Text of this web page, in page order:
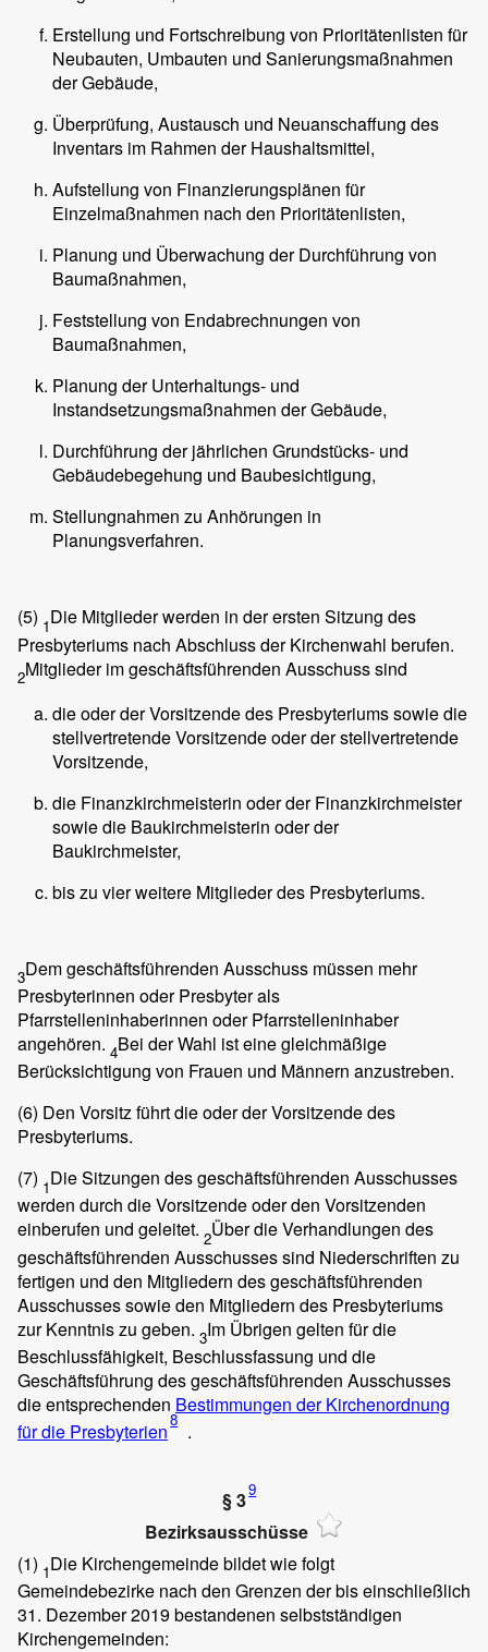
Erstellung und Fortschreibung von Prioritätenlisten für
Neubauten, Umbauten und Sanierungsmaßnahmen
der Gebäude,
Überprüfung, Austausch und Neuanschaffung des
Inventars im Rahmen der Haushaltsmittel,
Aufstellung von Finanzierungsplänen für
Einzelmaßnahmen nach den Prioritätenlisten,
Planung und Überwachung der Durchführung von
Baumaßnahmen,
Feststellung von Endabrechnungen von
Baumaßnahmen,
Planung der Unterhaltungs- und
Instandsetzungsmaßnahmen der Gebäude,
Durchführung der jährlichen Grundstücks- und
Gebäudebegehung und Baubesichtigung,
Stellungnahmen zu Anhörungen in
Planungsverfahren.
(5) 1Die Mitglieder werden in der ersten Sitzung des
Presbyteriums nach Abschluss der Kirchenwahl berufen.
2Mitglieder im geschäftsführenden Ausschuss sind
die oder der Vorsitzende des Presbyteriums sowie die
stellvertretende Vorsitzende oder der stellvertretende
Vorsitzende,
die Finanzkirchmeisterin oder der Finanzkirchmeister
sowie die Baukirchmeisterin oder der
Baukirchmeister,
bis zu vier weitere Mitglieder des Presbyteriums.
3Dem geschäftsführenden Ausschuss müssen mehr
Presbyterinnen oder Presbyter als
Pfarrstelleninhaberinnen oder Pfarrstelleninhaber
angehören. 4Bei der Wahl ist eine gleichmäßige
Berücksichtigung von Frauen und Männern anzustreben.
(6) Den Vorsitz führt die oder der Vorsitzende des
Presbyteriums.
(7) 1Die Sitzungen des geschäftsführenden Ausschusses
werden durch die Vorsitzende oder den Vorsitzenden
einberufen und geleitet. 2Über die Verhandlungen des
geschäftsführenden Ausschusses sind Niederschriften zu
fertigen und den Mitgliedern des geschäftsführenden
Ausschusses sowie den Mitgliedern des Presbyteriums
zur Kenntnis zu geben. 3Im Übrigen gelten für die
Beschlussfähigkeit, Beschlussfassung und die
Geschäftsführung des geschäftsführenden Ausschusses
die entsprechenden Bestimmungen der Kirchenordnung
für die Presbyterien8 .
§ 39
Bezirksausschüsse
(1) 1Die Kirchengemeinde bildet wie folgt
Gemeindebezirke nach den Grenzen der bis einschließlich
31. Dezember 2019 bestandenen selbstständigen
Kirchengemeinden: